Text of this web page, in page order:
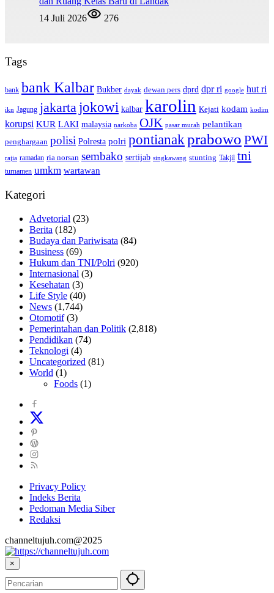
14 Juli 2026
276
Tags
bank bank Kalbar Bukber dayak dewan pers dprd dpr ri google hut ri
ikn Jagung jakarta jokowi kalbar karolin Kejati kodam kodim
korupsi KUR LAKI malaysia narkoba OJK pasar murah pelantikan
penghargaan polisi Polresta polri pontianakprabowo PWI
rajia ramadan ria norsan sembako sertijab singkawang stunting Takjil tni
turnamen umkm wartawan
Kategori
Advetorial (23)
Berita (182)
Budaya dan Pariwisata (84)
Business (69)
Hukum dan TNI/Polri (920)
Internasional (3)
Kesehatan (3)
Life Style (40)
News (1,744)
Otomotif(3)
Pemerintahan dan Politik (2,818)
Pendidikan (74)
Teknologi (4)
Uncategorized (81)
World (1)
Foods (1)
Privacy Policy
Indeks Berita
Pedoman Media Siber
Redaksi
channeltujuh.com@2025
×